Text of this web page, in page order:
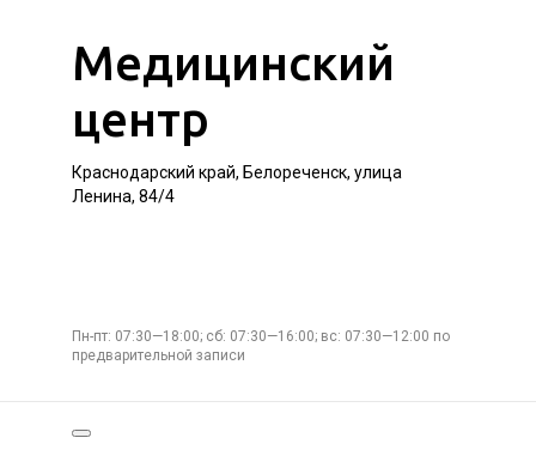
Медицинский
центр
Краснодарский край, Белореченск, улица
Ленина, 84/4
Пн-пт: 07:30—18:00; сб: 07:30—16:00; вс: 07:30—12:00 по
предварительной записи